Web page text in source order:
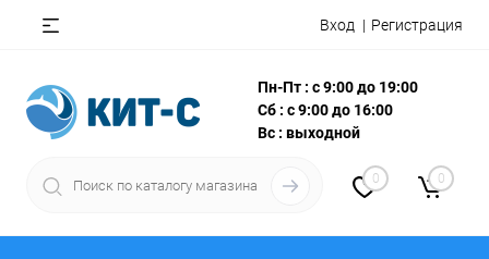
Вход Регистрация
Пн-Пт : с 9:00 до 19:00
Сб : с 9:00 до 16:00
Вс : выходной
0 0